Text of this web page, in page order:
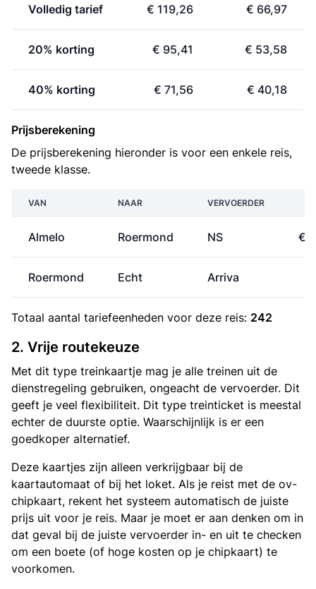
Volledig tarief € 119,26 € 66,97
20% korting € 95,41 € 53,58
40% korting € 71,56 € 40,18
Prijsberekening
De prijsberekening hieronder is voor een enkele reis,
tweede klasse.
VAN NAAR VERVOERDER
Almelo Roermond NS €
Roermond Echt Arriva
Totaal aantal tariefeenheden voor deze reis: 242
2. Vrije routekeuze
Met dit type treinkaartje mag je alle treinen uit de
dienstregeling gebruiken, ongeacht de vervoerder. Dit
geeft je veel flexibiliteit. Dit type treinticket is meestal
echter de duurste optie. Waarschijnlijk is er een
goedkoper alternatief.
Deze kaartjes zijn alleen verkrijgbaar bij de
kaartautomaat of bij het loket. Als je reist met de ov-
chipkaart, rekent het systeem automatisch de juiste
prijs uit voor je reis. Maar je moet er aan denken om in
dat geval bij de juiste vervoerder in- en uit te checken
om een boete (of hoge kosten op je chipkaart) te
voorkomen.